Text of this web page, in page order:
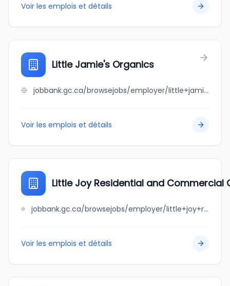
Voir les emplois et détails
Little Jamie's Organics
jobbank.gc.ca/browsejobs/employer/little+jamie%27s+organics/ca
Voir les emplois et détails
Little Joy Residential and Commercial
jobbank.gc.ca/browsejobs/employer/little+joy+residential+and+commercial+cleaning+services+ltd./ca
Voir les emplois et détails